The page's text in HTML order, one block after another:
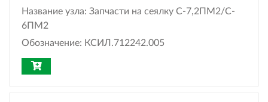
Название узла: Запчасти на сеялку С-7,2ПМ2/C-
6ПМ2
Обозначение: КСИЛ.712242.005